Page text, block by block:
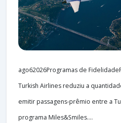
ago62026Programas de
Turkish Airlines reduziu a
emitir passagens-prêmio entre a
programa Miles&Smiles....